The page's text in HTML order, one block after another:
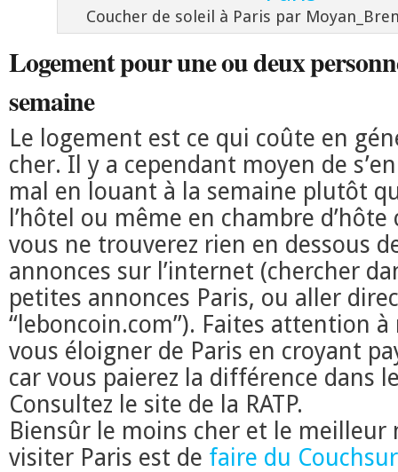
Coucher de soleil à Paris par
Logement pour une ou deux
semaine
Le logement est ce qui coûte en
cher. Il y a cependant moyen de
mal en louant à la semaine plutôt
l’hôtel ou même en chambre
vous ne trouverez rien en dessous
annonces sur l’internet (chercher
petites annonces Paris, ou aller
“leboncoin.com”). Faites attention
vous éloigner de Paris en croyant
car vous paierez la différence dans
Consultez le site de la RATP.
Biensûr le moins cher et le meilleur
visiter Paris est de faire du